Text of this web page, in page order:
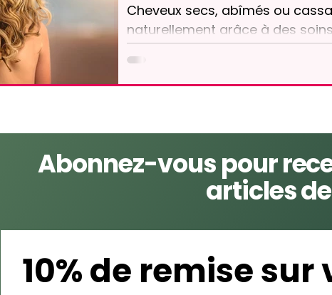
Cheveux secs, abîmés ou
naturellement grâce à des
masques maison, rinçage au
simples pour nourrir, renforcer
Une méthode naturelle pour
Abonnez-vous pour
articles
10% de remise